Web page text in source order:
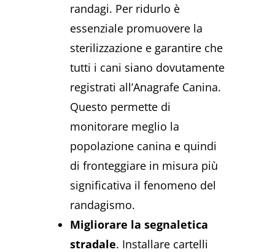
randagi. Per ridurlo è
essenziale promuovere la
sterilizzazione e garantire che
tutti i cani siano dovutamente
registrati all’Anagrafe Canina.
Questo permette di
monitorare meglio la
popolazione canina e quindi
di fronteggiare in misura più
significativa il fenomeno del
randagismo.
Migliorare la segnaletica
stradale. Installare cartelli